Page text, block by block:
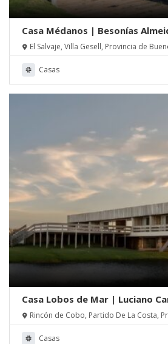
Casa Médanos | Besonías
El Salvaje, Villa Gesell, Provincia de
Casas
Casa Lobos de Mar | Luciano
Rincón de Cobo, Partido De La Costa,
Casas